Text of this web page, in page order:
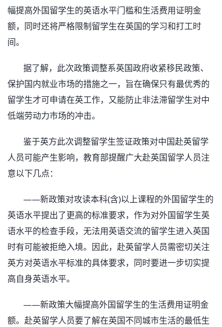
幅提高外国留学生的英语水平门槛和生活费用证明金
额，同时还将严格限制留学生在英国的学习和打工时
间。
据了解，此次政策调整系英国政府收紧移民政策、
保护国内就业市场的措施之一，旨在确保只有最优秀的
留学生才可申请在英工作，又能防止非法滞留学生对中
低端劳动力市场的冲击。
鉴于英方此次调整留学生签证政策对中国赴英留学
人员可能产生影响，教育部提醒广大赴英国留学人员注
意以下几点：
——新政策对攻读本科(含)以上课程的外国留学生的
英语水平提出了更高的标准要求，作为对外国留学生英
语水平的检查手段，无法用英语交流的留学生进入英国
时有可能被拒绝入境。因此，赴英留学人员需密切关注
英方对英语水平标准的具体要求，同时要进一步切实提
高自身英语水平。
——新政策大幅提高外国留学生的生活费用证明金
额。赴英留学人员要了解在英国不同城市生活的最低生